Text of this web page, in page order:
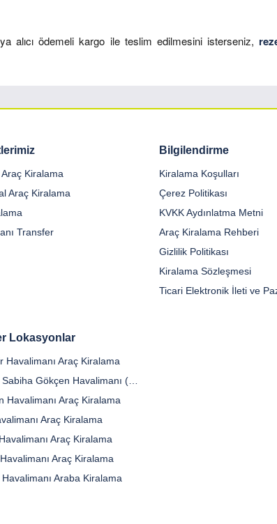
alıcı ödemeli kargo ile teslim edilmesini isterseniz,
Kiralama
Araç Kiralama
Transfer
Bilgilendirme
Kiralama Koşulları
Çerez Politikası
KVKK Aydınlatma Metni
Araç Kiralama Rehberi
Gizlilik Politikası
Kiralama Sözleşmesi
Lokasyonlar
Havalimanı Araç Kiralama
İstanbul Sabiha Gökçen Havalimanı (SAW)
Havalimanı Araç Kiralama
Araç Kiralama
Araç Kiralama
Araç Kiralama
Araba Kiralama